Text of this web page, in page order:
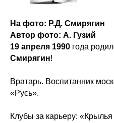
На фото: Р.Д. Смирягин
Автор фото: А. Гузий
19 апреля 1990 года
Смирягин!
Вратарь. Воспитанник
«Русь».
Клубы за карьеру: